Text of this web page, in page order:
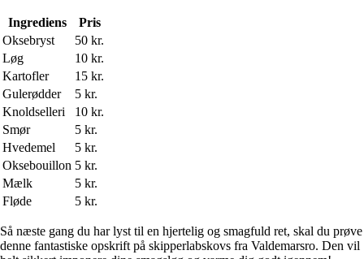
Ingrediens
Pris
Oksebryst
50 kr.
Løg
10 kr.
Kartofler
15 kr.
Gulerødder
5 kr.
Knoldselleri
10 kr.
Smør
5 kr.
Hvedemel
5 kr.
Oksebouillon 5 kr.
Mælk
5 kr.
Fløde
5 kr.
Så næste gang du har lyst til en hjertelig og smagfuld ret, skal du prøve
denne fantastiske opskrift på skipperlabskovs fra Valdemarsro. Den vil